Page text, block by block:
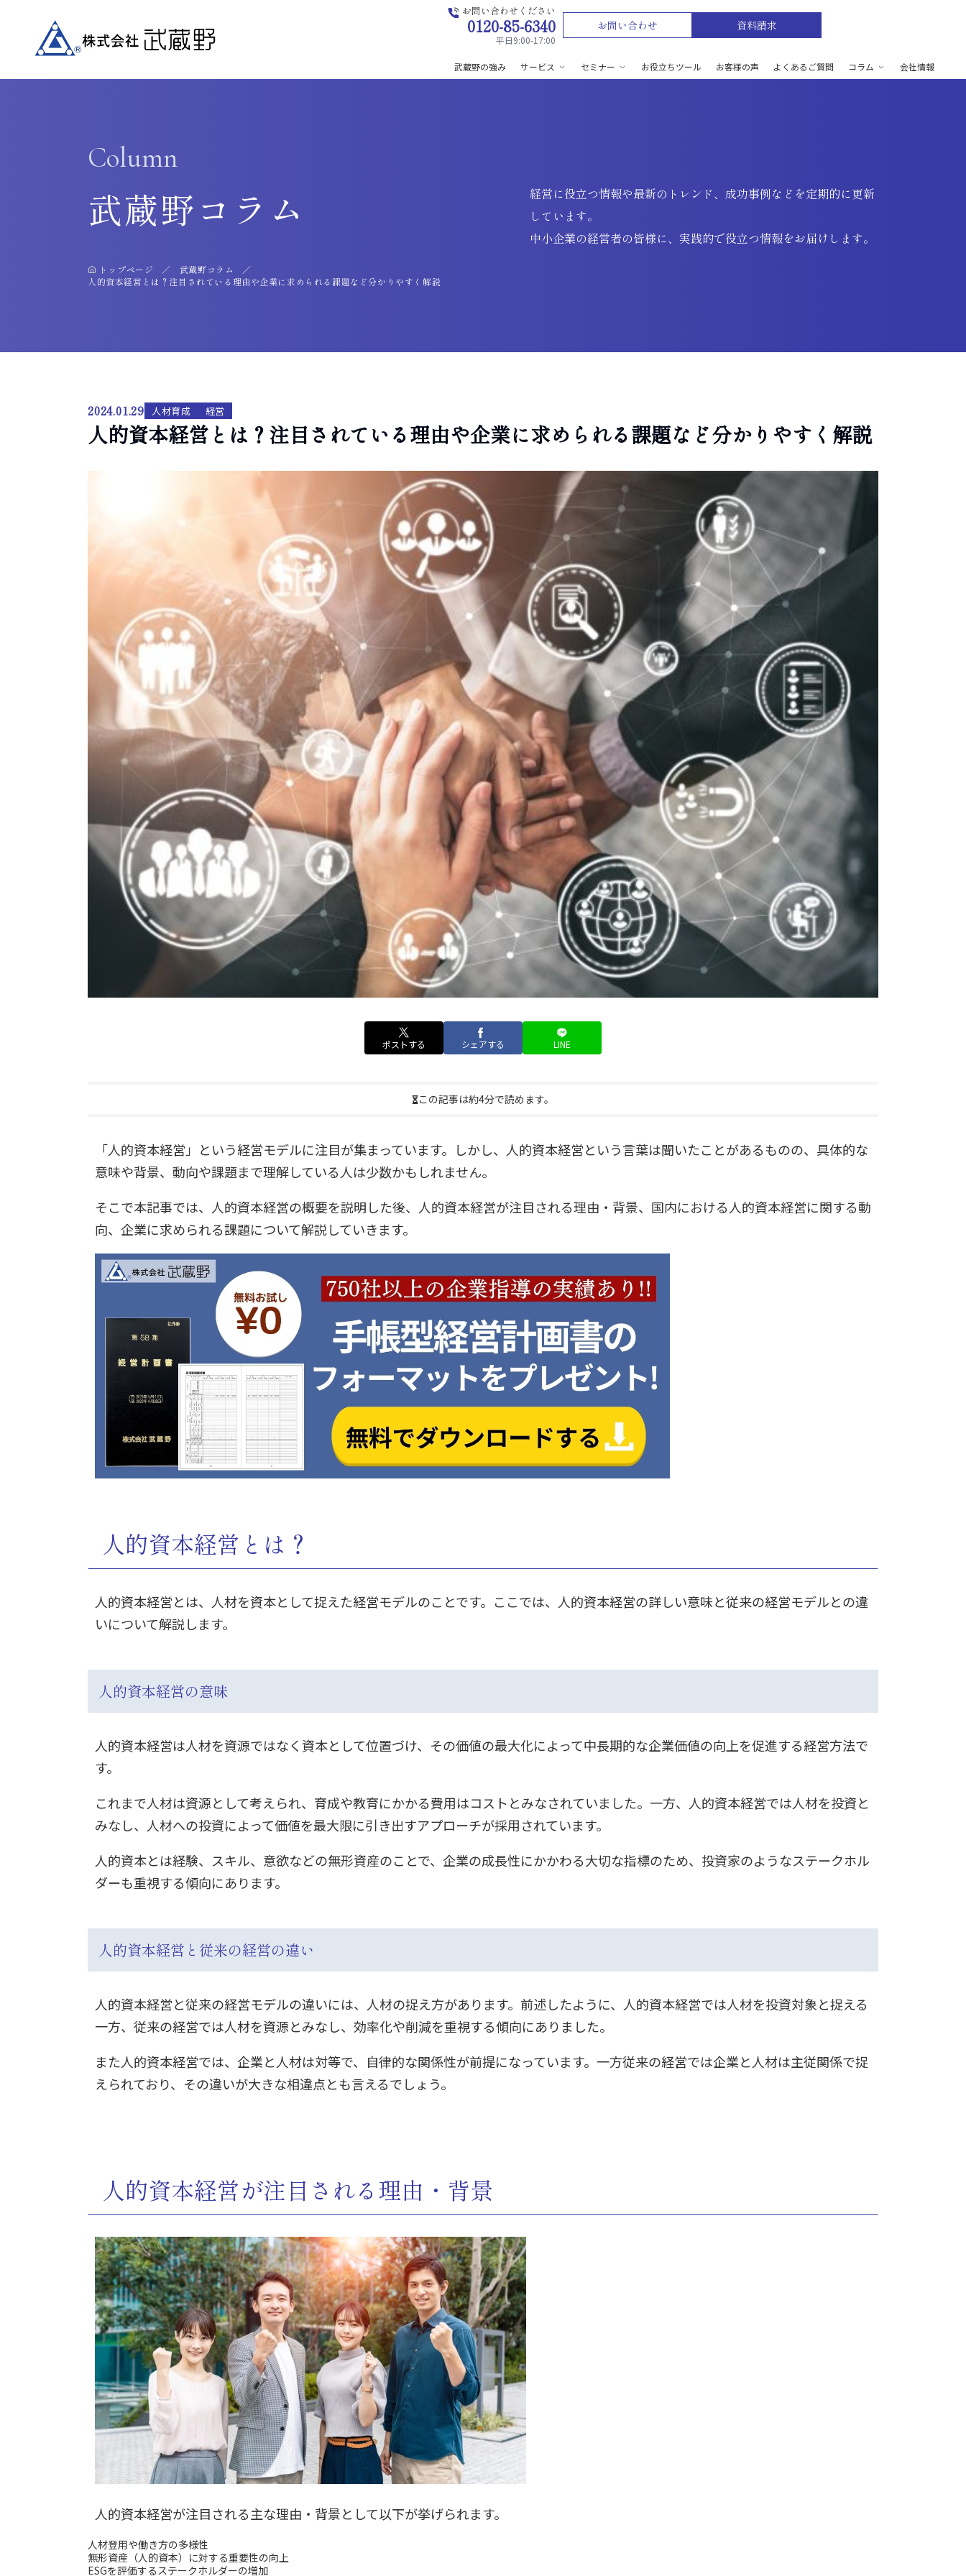
お問い合わせください
0120-85-6340
平日9:00-17:00
お問い合わせ 資料請求
武蔵野の強み サービス セミナー お役立ちツール お客様の声 よくあるご質問 コラム 会社情報
Column
武蔵野コラム
トップページ
武蔵野コラム
人的資本経営とは？注目されている理由や企業に求められる課題など分かりやすく解説
経営に役立つ情報や最新のトレンド、成功事例などを定期的に更新
しています。
中小企業の経営者の皆様に、実践的で役立つ情報をお届けします。
2024.01.29 人材育成 経営
人的資本経営とは？注目されている理由や企業に求められる課題など分かりやすく解説
ポストする シェアする LINE
この記事は約4分で読めます。
「人的資本経営」という経営モデルに注目が集まっています。しかし、人的資本経営という言葉は聞いたことがあるものの、具体的な
意味や背景、動向や課題まで理解している人は少数かもしれません。
そこで本記事では、人的資本経営の概要を説明した後、人的資本経営が注目される理由・背景、国内における人的資本経営に関する動
向、企業に求められる課題について解説していきます。
人的資本経営とは？
人的資本経営とは、人材を資本として捉えた経営モデルのことです。ここでは、人的資本経営の詳しい意味と従来の経営モデルとの違
いについて解説します。
人的資本経営の意味
人的資本経営は人材を資源ではなく資本として位置づけ、その価値の最大化によって中長期的な企業価値の向上を促進する経営方法で
す。
これまで人材は資源として考えられ、育成や教育にかかる費用はコストとみなされていました。一方、人的資本経営では人材を投資と
みなし、人材への投資によって価値を最大限に引き出すアプローチが採用されています。
人的資本とは経験、スキル、意欲などの無形資産のことで、企業の成長性にかかわる大切な指標のため、投資家のようなステークホル
ダーも重視する傾向にあります。
人的資本経営と従来の経営の違い
人的資本経営と従来の経営モデルの違いには、人材の捉え方があります。前述したように、人的資本経営では人材を投資対象と捉える
一方、従来の経営では人材を資源とみなし、効率化や削減を重視する傾向にありました。
また人的資本経営では、企業と人材は対等で、自律的な関係性が前提になっています。一方従来の経営では企業と人材は主従関係で捉
えられており、その違いが大きな相違点とも言えるでしょう。
人的資本経営が注目される理由・背景
人的資本経営が注目される主な理由・背景として以下が挙げられます。
人材登用や働き方の多様性
無形資産（人的資本）に対する重要性の向上
ESGを評価するステークホルダーの増加